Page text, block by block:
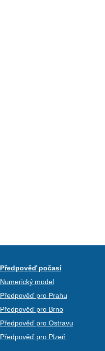
Předpověď počasí
Numerický model
Předpověď pro Prahu
Předpověď pro Brno
Předpověď pro Ostravu
Předpověď pro Plzeň